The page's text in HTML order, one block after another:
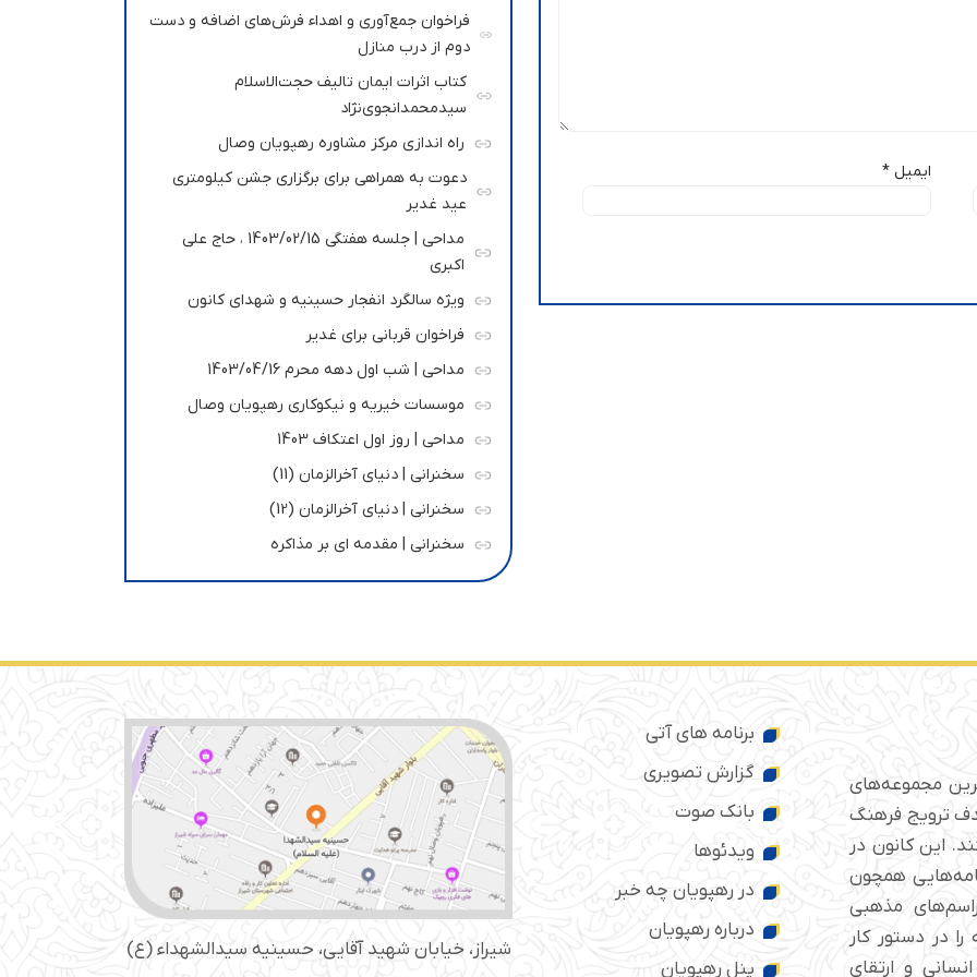
ایمیل *
فراخوان جمع‌آوری و اهداء فرش‌های اضافه و دست
دوم از درب منازل
کتاب اثرات ایمان تالیف حجت‌الاسلام
سیدمحمدانجوی‌نژاد
راه اندازی مرکز مشاوره رهپویان وصال
دعوت به همراهی برای برگزاری جشن کیلومتری
عید غدیر
مداحی | جلسه هفتگی 1403/02/15 ، حاج علی
اکبری
ویژه سالگرد انفجار حسینیه و شهدای کانون
فراخوان قربانی برای غدیر
مداحی | شب اول دهه محرم 1403/04/16
موسسات خیریه و نیکوکاری رهپویان وصال
مداحی | روز اول اعتکاف 1403
سخنرانی | دنیای آخرالزمان (11)
سخنرانی | دنیای آخرالزمان (12)
سخنرانی | مقدمه ای بر مذاکره
مجموعه‌های
ایران است که از سال ۱۳۷۶ با هدف ترویج فرهنگ
این کانون در
همچون
مذهبی
در دستور کار
و ارتقای
برنامه های آتی
گزارش تصویری
بانک صوت
ویدئوها
در رهپویان چه خبر
درباره رهپویان
پنل رهپویان
شیراز، خیابان شهید آقایی، حسینیه سید‌الشهداء (ع)